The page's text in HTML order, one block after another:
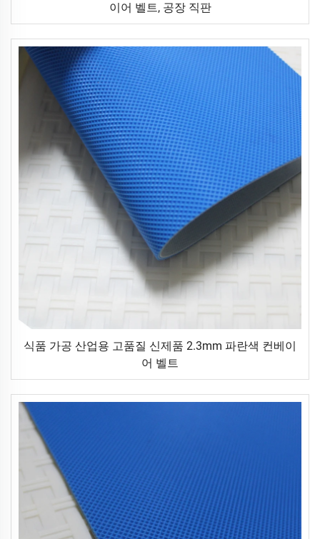
이어 벨트, 공장 직판
식품 가공 산업용 고품질 신제품 2.3mm 파란색 컨베이
어 벨트